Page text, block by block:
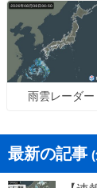
雨雲レーダー
最新の記事